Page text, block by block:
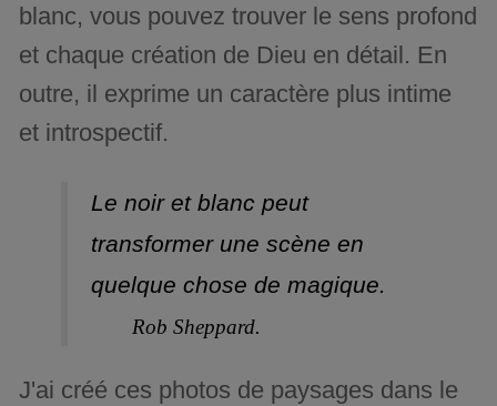
blanc, vous pouvez trouver le sens profond
et chaque création de Dieu en détail. En
outre, il exprime un caractère plus intime
et introspectif.
Le noir et blanc peut
transformer une scène en
quelque chose de magique.
Rob Sheppard.
J'ai créé ces photos de paysages dans le